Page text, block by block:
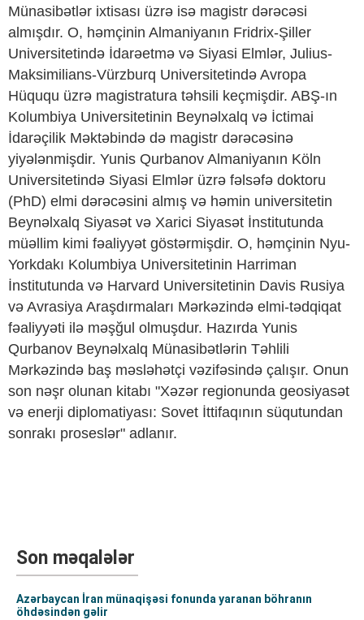
Münasibətlər ixtisası üzrə isə magistr dərəcəsi
almışdır. O, həmçinin Almaniyanın Fridrix-Şiller
Universitetində İdarəetmə və Siyasi Elmlər, Julius-
Maksimilians-Vürzburq Universitetində Avropa
Hüququ üzrə magistratura təhsili keçmişdir. ABŞ-ın
Kolumbiya Universitetinin Beynəlxalq və İctimai
İdarəçilik Məktəbində də magistr dərəcəsinə
yiyələnmişdir. Yunis Qurbanov Almaniyanın Köln
Universitetində Siyasi Elmlər üzrə fəlsəfə doktoru
(PhD) elmi dərəcəsini almış və həmin universitetin
Beynəlxalq Siyasət və Xarici Siyasət İnstitutunda
müəllim kimi fəaliyyət göstərmişdir. O, həmçinin Nyu-
Yorkdakı Kolumbiya Universitetinin Harriman
İnstitutunda və Harvard Universitetinin Davis Rusiya
və Avrasiya Araşdırmaları Mərkəzində elmi-tədqiqat
fəaliyyəti ilə məşğul olmuşdur. Hazırda Yunis
Qurbanov Beynəlxalq Münasibətlərin Təhlili
Mərkəzində baş məsləhətçi vəzifəsində çalışır. Onun
son nəşr olunan kitabı "Xəzər regionunda geosiyasət
və enerji diplomatiyası: Sovet İttifaqının süqutundan
sonrakı proseslər" adlanır.
Son məqalələr
Azərbaycan İran münaqişəsi fonunda yaranan böhranın
öhdəsindən gəlir